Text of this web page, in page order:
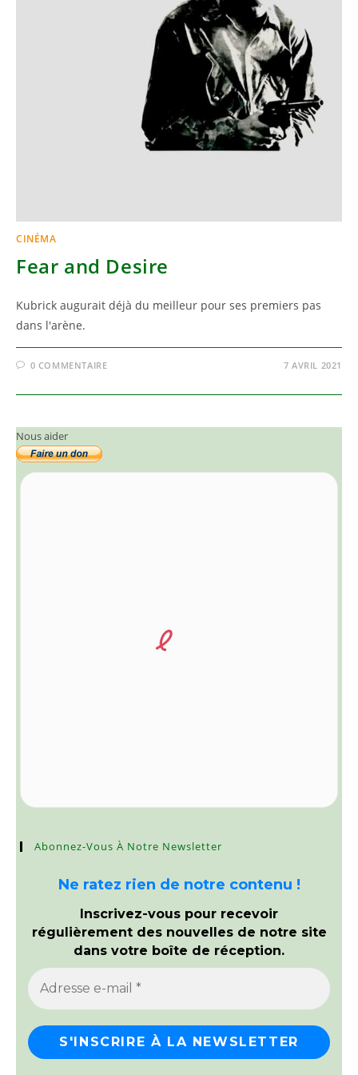
CINÉMA
Fear and Desire
Kubrick augurait déjà du meilleur pour ses premiers pas
dans l'arène.
0 COMMENTAIRE 7 AVRIL 2021
Nous aider
Abonnez-Vous À Notre Newsletter
Ne ratez rien de notre contenu !
Inscrivez-vous pour recevoir
régulièrement des nouvelles de notre site
dans votre boîte de réception.